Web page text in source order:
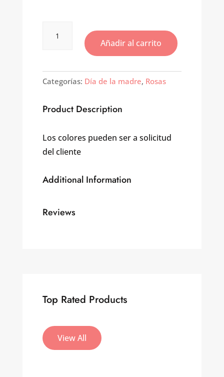
Bouquet
De
Variadas
Añadir al carrito
Categorías: Día de la madre, Rosas
Product Description
Los colores pueden ser a solicitud
del cliente
Additional Information
Reviews
Top Rated Products
View All